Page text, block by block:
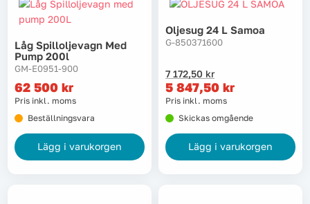
Låg Spilloljevagn Med
Pump 200l
GM-E0951-900
62 500 kr
Pris inkl. moms
Beställningsvara
Lägg i varukorgen
Oljesug 24 L Samoa
G-850371600
7 172,50 kr
Det
ursprungliga
priset
var:
7
172,50 kr.
5 847,50 kr
Det
nuvarande
priset
är:
5
847,50 kr.
Pris inkl. moms
Skickas omgående
Lägg i varukorgen